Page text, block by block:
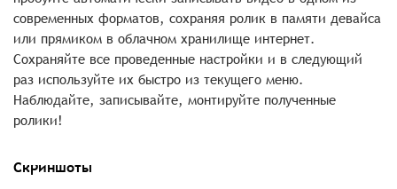
современных форматов, сохраняя ролик в памяти девайса
или прямиком в облачном хранилище интернет.
Сохраняйте все проведенные настройки и в следующий
раз используйте их быстро из текущего меню.
Наблюдайте, записывайте, монтируйте полученные
ролики!
Скриншоты